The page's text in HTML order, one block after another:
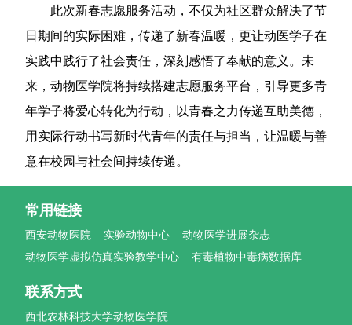
此次新春志愿服务活动，不仅为社区群众解决了节
日期间的实际困难，传递了新春温暖，更让动医学子在
实践中践行了社会责任，深刻感悟了奉献的意义。未
来，动物医学院将持续搭建志愿服务平台，引导更多青
年学子将爱心转化为行动，以青春之力传递互助美德，
用实际行动书写新时代青年的责任与担当，让温暖与善
意在校园与社会间持续传递。
常用链接
西安动物医院 实验动物中心
动物医学进展杂志
动物医学虚拟仿真实验教学中心
有毒植物中毒病数据库
联系方式
西北农林科技大学动物医学院